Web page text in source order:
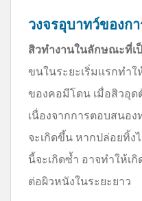
วงจรอุบาทว์ของก
สิวทำงานในลักษณะที่เ
ขนในระยะเริ่มแรกทำ
ของคอมีโดน เมื่อสิวอุด
เนื่องจากการตอบสนอ
จะเกิดขึ้น หากปล่อยทิ้ง
นี้จะเกิดซ้ำ อาจทำให้เ
ต่อผิวหนังในระยะยาว